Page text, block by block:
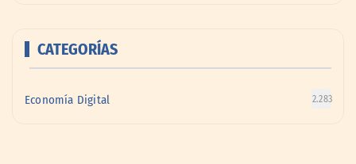
CATEGORÍAS
Economía Digital 2.283